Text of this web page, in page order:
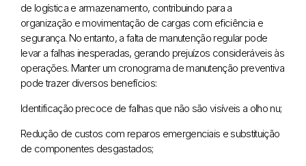
de logística e armazenamento, contribuindo para a
organização e movimentação de cargas com eficiência e
segurança. No entanto, a falta de manutenção regular pode
levar a falhas inesperadas, gerando prejuízos consideráveis às
operações. Manter um cronograma de manutenção preventiva
pode trazer diversos benefícios:
Identificação precoce de falhas que não são visíveis a olho nu;
Redução de custos com reparos emergenciais e substituição
de componentes desgastados;